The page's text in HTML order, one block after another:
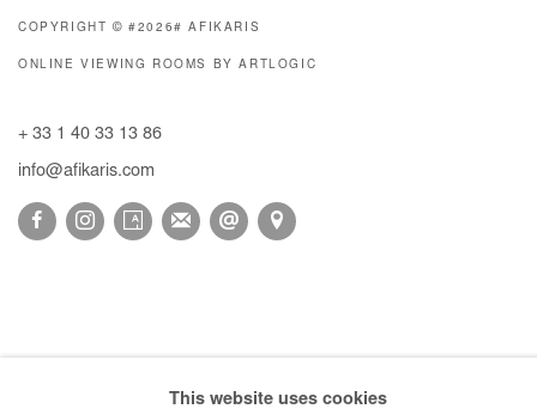
COPYRIGHT © #2026# AFIKARIS
ONLINE VIEWING ROOMS BY ARTLOGIC
+ 33 1 40 33 13 86
info@afikaris.com
This website uses cookies